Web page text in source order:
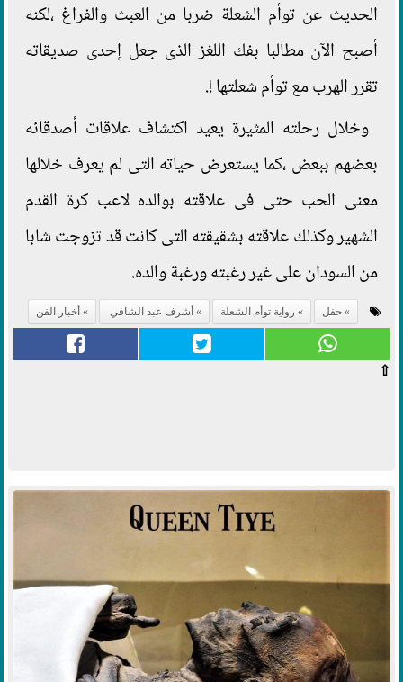
الحديث عن توأم الشعلة ضربا من العبث والفراغ ،لكنه
أصبح الآن مطالبا بفك اللغز الذى جعل إحدى صديقاته
تقرر الهرب مع توأم شعلتها !.
وخلال رحلته المثيرة يعيد اكتشاف علاقات أصدقائه
بعضهم ببعض ،كما يستعرض حياته التى لم يعرف خلالها
معنى الحب حتى فى علاقته بوالده لاعب كرة القدم
الشهير وكذلك علاقته بشقيقته التى كانت قد تزوجت شابا
من السودان على غير رغبته ورغبة والده.
حفل رواية توأم الشعلة أشرف عبد الشافي أخبار الفن
⇧